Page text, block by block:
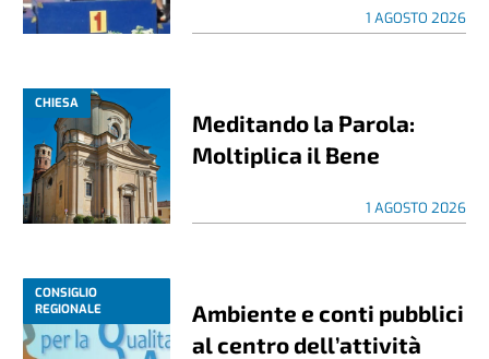
1 AGOSTO 2026
CHIESA
Meditando la Parola:
Moltiplica il Bene
1 AGOSTO 2026
CONSIGLIO
REGIONALE
Ambiente e conti pubblici
al centro dell’attività